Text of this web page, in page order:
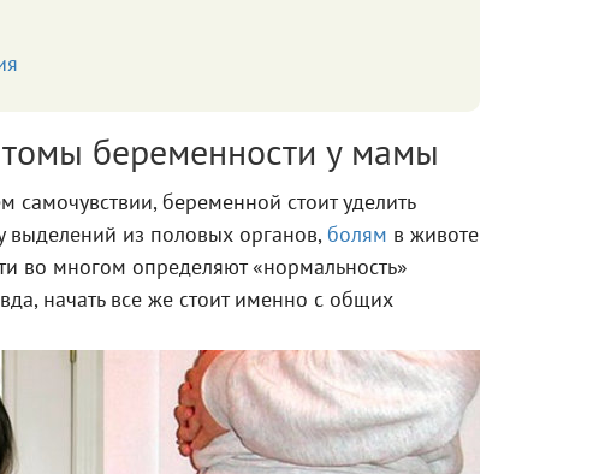
беременности у мамы
самочувствии, беременной стоит уделить
выделений из половых органов, болям в животе
во многом определяют «нормальность»
начать все же стоит именно с общих